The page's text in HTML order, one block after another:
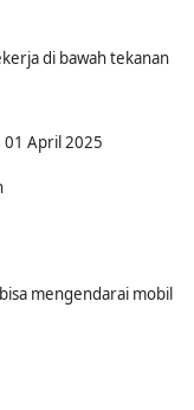
di bawah tekanan
01 April 2025
mengendarai mobil